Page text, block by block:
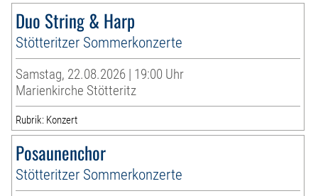
Duo String & Harp
Stötteritzer Sommerkonzerte
Samstag, 22.08.2026 | 19:00 Uhr
Marienkirche Stötteritz
Rubrik: Konzert
Posaunenchor
Stötteritzer Sommerkonzerte